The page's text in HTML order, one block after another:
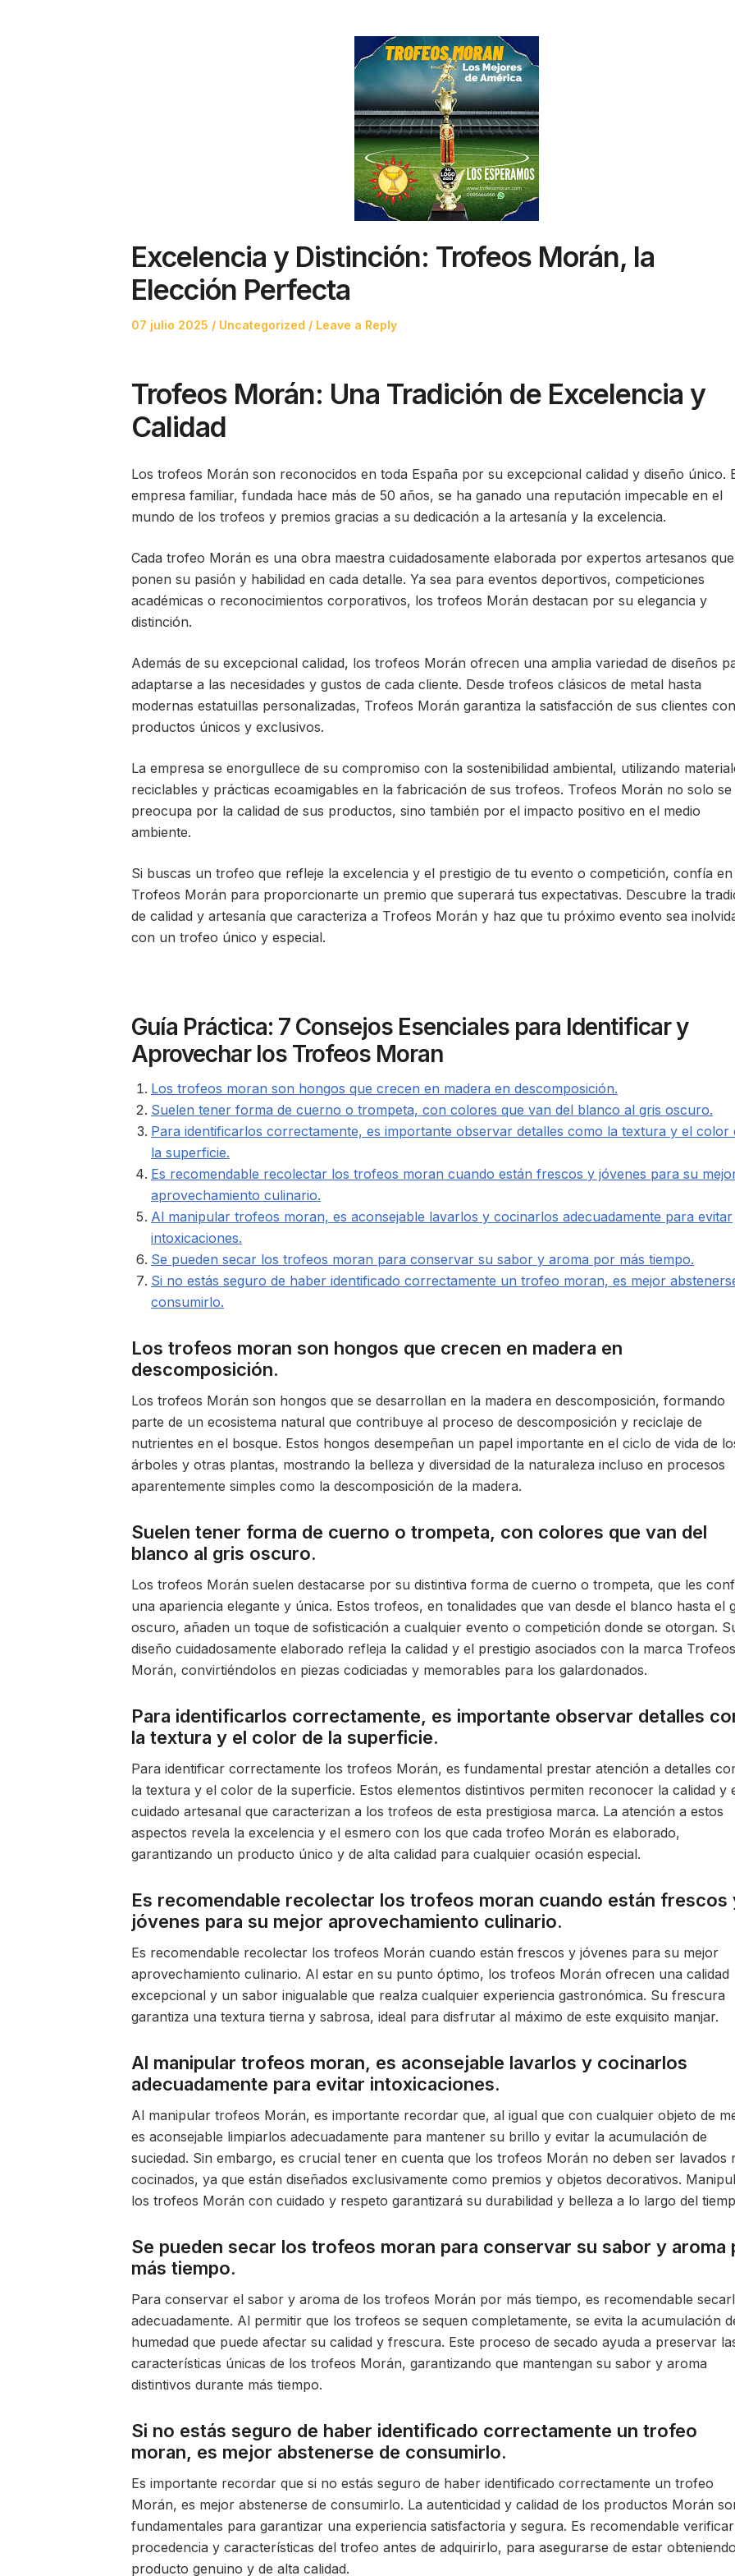
Excelencia y Distinción: Trofeos Morán, la
Elección Perfecta
Posted
07 julio 2025
Posted
Uncategorized Leave a Reply
Trofeos Morán: Una Tradición de Excelencia y
Calidad
Los trofeos Morán son reconocidos en toda España por su excepcional calidad y diseño único.
empresa familiar, fundada hace más de 50 años, se ha ganado una reputación impecable en el
mundo de los trofeos y premios gracias a su dedicación a la artesanía y la excelencia.
Cada trofeo Morán es una obra maestra cuidadosamente elaborada por expertos artesanos que
ponen su pasión y habilidad en cada detalle. Ya sea para eventos deportivos, competiciones
académicas o reconocimientos corporativos, los trofeos Morán destacan por su elegancia y
distinción.
Además de su excepcional calidad, los trofeos Morán ofrecen una amplia variedad de diseños
adaptarse a las necesidades y gustos de cada cliente. Desde trofeos clásicos de metal hasta
modernas estatuillas personalizadas, Trofeos Morán garantiza la satisfacción de sus clientes con
productos únicos y exclusivos.
La empresa se enorgullece de su compromiso con la sostenibilidad ambiental, utilizando
reciclables y prácticas ecoamigables en la fabricación de sus trofeos. Trofeos Morán no solo se
preocupa por la calidad de sus productos, sino también por el impacto positivo en el medio
ambiente.
Si buscas un trofeo que refleje la excelencia y el prestigio de tu evento o competición, confía en
Trofeos Morán para proporcionarte un premio que superará tus expectativas. Descubre la
de calidad y artesanía que caracteriza a Trofeos Morán y haz que tu próximo evento sea
con un trofeo único y especial.
Guía Práctica: 7 Consejos Esenciales para Identificar y
Aprovechar los Trofeos Moran
Los trofeos moran son hongos que crecen en madera en descomposición.
Suelen tener forma de cuerno o trompeta, con colores que van del blanco al gris oscuro.
Para identificarlos correctamente, es importante observar detalles como la textura y el color
la superficie.
Es recomendable recolectar los trofeos moran cuando están frescos y jóvenes para su
aprovechamiento culinario.
Al manipular trofeos moran, es aconsejable lavarlos y cocinarlos adecuadamente para evitar
intoxicaciones.
Se pueden secar los trofeos moran para conservar su sabor y aroma por más tiempo.
Si no estás seguro de haber identificado correctamente un trofeo moran, es mejor
consumirlo.
Los trofeos moran son hongos que crecen en madera en
descomposición.
Los trofeos Morán son hongos que se desarrollan en la madera en descomposición, formando
parte de un ecosistema natural que contribuye al proceso de descomposición y reciclaje de
nutrientes en el bosque. Estos hongos desempeñan un papel importante en el ciclo de vida de
árboles y otras plantas, mostrando la belleza y diversidad de la naturaleza incluso en procesos
aparentemente simples como la descomposición de la madera.
Suelen tener forma de cuerno o trompeta, con colores que van del
blanco al gris oscuro.
Los trofeos Morán suelen destacarse por su distintiva forma de cuerno o trompeta, que les
una apariencia elegante y única. Estos trofeos, en tonalidades que van desde el blanco hasta el
oscuro, añaden un toque de sofisticación a cualquier evento o competición donde se otorgan.
diseño cuidadosamente elaborado refleja la calidad y el prestigio asociados con la marca Trofeos
Morán, convirtiéndolos en piezas codiciadas y memorables para los galardonados.
Para identificarlos correctamente, es importante observar detalles
la textura y el color de la superficie.
Para identificar correctamente los trofeos Morán, es fundamental prestar atención a detalles
la textura y el color de la superficie. Estos elementos distintivos permiten reconocer la calidad y
cuidado artesanal que caracterizan a los trofeos de esta prestigiosa marca. La atención a estos
aspectos revela la excelencia y el esmero con los que cada trofeo Morán es elaborado,
garantizando un producto único y de alta calidad para cualquier ocasión especial.
Es recomendable recolectar los trofeos moran cuando están frescos
jóvenes para su mejor aprovechamiento culinario.
Es recomendable recolectar los trofeos Morán cuando están frescos y jóvenes para su mejor
aprovechamiento culinario. Al estar en su punto óptimo, los trofeos Morán ofrecen una calidad
excepcional y un sabor inigualable que realza cualquier experiencia gastronómica. Su frescura
garantiza una textura tierna y sabrosa, ideal para disfrutar al máximo de este exquisito manjar.
Al manipular trofeos moran, es aconsejable lavarlos y cocinarlos
adecuadamente para evitar intoxicaciones.
Al manipular trofeos Morán, es importante recordar que, al igual que con cualquier objeto de
es aconsejable limpiarlos adecuadamente para mantener su brillo y evitar la acumulación de
suciedad. Sin embargo, es crucial tener en cuenta que los trofeos Morán no deben ser lavados
cocinados, ya que están diseñados exclusivamente como premios y objetos decorativos.
los trofeos Morán con cuidado y respeto garantizará su durabilidad y belleza a lo largo del
Se pueden secar los trofeos moran para conservar su sabor y aroma
más tiempo.
Para conservar el sabor y aroma de los trofeos Morán por más tiempo, es recomendable
adecuadamente. Al permitir que los trofeos se sequen completamente, se evita la acumulación
humedad que puede afectar su calidad y frescura. Este proceso de secado ayuda a preservar
características únicas de los trofeos Morán, garantizando que mantengan su sabor y aroma
distintivos durante más tiempo.
Si no estás seguro de haber identificado correctamente un trofeo
moran, es mejor abstenerse de consumirlo.
Es importante recordar que si no estás seguro de haber identificado correctamente un trofeo
Morán, es mejor abstenerse de consumirlo. La autenticidad y calidad de los productos Morán
fundamentales para garantizar una experiencia satisfactoria y segura. Es recomendable
procedencia y características del trofeo antes de adquirirlo, para asegurarse de estar
producto genuino y de alta calidad.